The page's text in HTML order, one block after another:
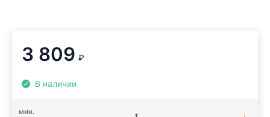
3 809 ₽
В наличии
мин.